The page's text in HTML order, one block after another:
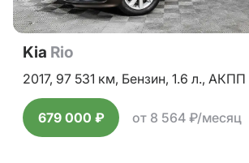
Kia Rio
2017, 97 531 км, Бензин, 1.6 л., АКПП
679 000 ₽ от 8 564 ₽/месяц